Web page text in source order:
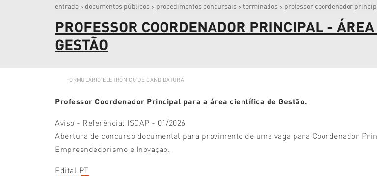
|
Ir
para
navegação
entrada > documentos públicos > procedimentos concursais > terminados > professor coordenador
PROFESSOR COORDENADOR PRINCIPAL -
GESTÃO
FORMULÁRIO ELETRÓNICO DE CANDIDATURA
Professor Coordenador Principal para a área científica de Gestão.
Aviso - Referência: ISCAP - 01/2026
Abertura de concurso documental para provimento de uma vaga para Coordenador
Empreendedorismo e Inovação.
Edital PT